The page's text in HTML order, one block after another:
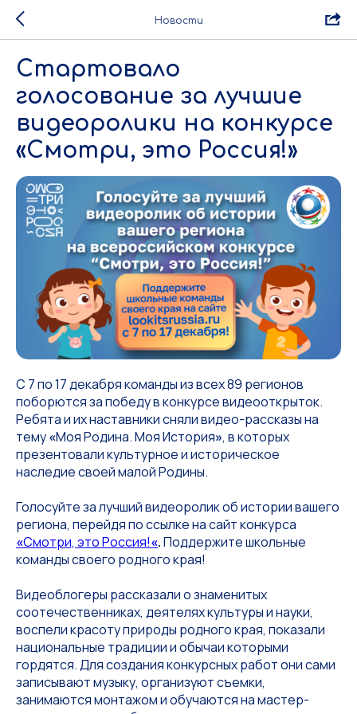
Новости
Стартовало
голосование за лучшие
видеоролики на конкурсе
«Смотри, это Россия!»
С 7 по 17 декабря команды из всех 89 регионов
поборются за победу в конкурсе видеооткрыток.
Ребята и их наставники сняли видео-рассказы на
тему«Моя Родина. Моя История», в которых
презентовали культурное и историческое
наследие своей малой Родины.
Голосуйте за лучший видеоролик об истории вашего
региона, перейдя по ссылке на сайт конкурса
«Смотри, это Россия!«.Поддержите школьные
команды своего родного края!
Видеоблогеры рассказали о знаменитых
соотечественниках, деятелях культуры и науки,
воспели красоту природы родного края, показали
национальные традиции и обычаи которыми
гордятся. Для создания конкурсных работ они сами
записывают музыку, организуют съемки,
занимаются монтажом и обучаются на мастер-